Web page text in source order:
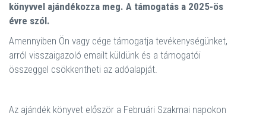
könyvvel ajándékozza meg. A támogatás a 2025-ös
évre szól.
Amennyiben Ön vagy cége támogatja tevékenységünket,
arról visszaigazoló emailt küldünk és a támogatói
összeggel csökkentheti az adóalapját.
Az ajándék könyvet először a Februári Szakmai napokon